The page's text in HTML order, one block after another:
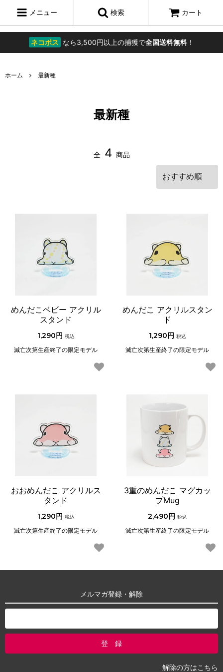
ネコポス なら3,500円以上の捕獲で全国送料無料！
メニュー 検索 カート
ホーム 最新種
最新種
全 4 商品
めんだこベビー アクリル
スタンド
1,290円 税込
滅亡次第生産終了の限定モデル
めんだこ アクリルスタン
ド
1,290円 税込
滅亡次第生産終了の限定モデル
おおめんだこ アクリルス
タンド
1,290円 税込
滅亡次第生産終了の限定モデル
3重のめんだこ マグカッ
プMug
2,490円 税込
滅亡次第生産終了の限定モデル
メルマガ登録・解除
解除の方はこちら